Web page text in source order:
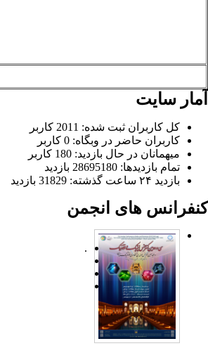
آمار سایت
کل کاربران ثبت شده: 2011 کاربر
کاربران حاضر در وبگاه: 0 کاربر
میهمانان در حال بازدید: 180 کاربر
تمام بازدید‌ها: 28695180 بازدید
بازدید ۲۴ ساعت گذشته: 31829 بازدید
کنفرانس های انجمن
.